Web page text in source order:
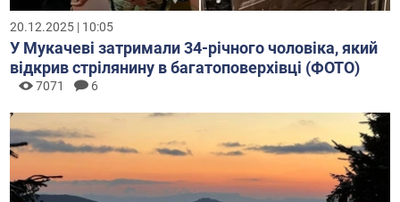
20.12.2025 | 10:05
У Мукачеві затримали 34-річного чоловіка, який
відкрив стрілянину в багатоповерхівці (ФОТО)
7071 6